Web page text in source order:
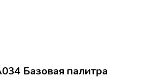
Базовая палитра